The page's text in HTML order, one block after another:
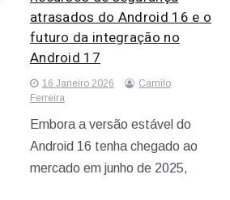
atrasados do Android 16 e o
futuro da integração no
Android 17
16 Janeiro 2026
Camilo
Ferreira
Embora a versão estável do
Android 16 tenha chegado ao
mercado em junho de 2025,